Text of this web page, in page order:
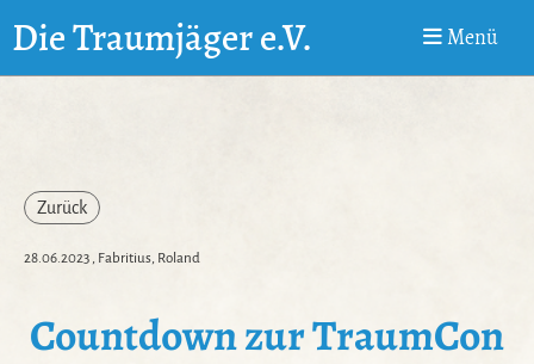
Die Traumjäger e.V. Menü
Zurück
28.06.2023 , Fabritius, Roland
Countdown zur TraumCon